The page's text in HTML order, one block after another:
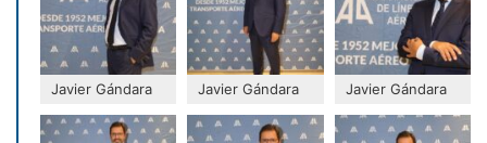
Javier Gándara Javier Gándara Javier Gándara